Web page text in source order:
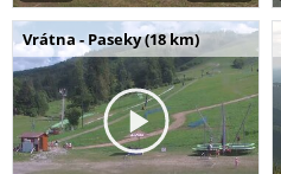
Vrátna - Paseky (18 km)